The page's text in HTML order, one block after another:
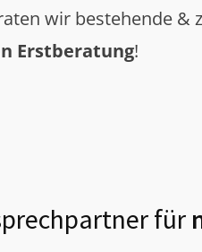
wir bestehende &
Erstberatung!
für